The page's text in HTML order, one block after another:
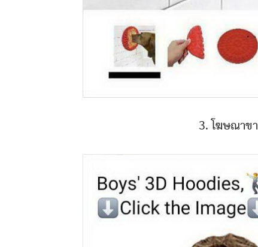
3. โฆษณาข